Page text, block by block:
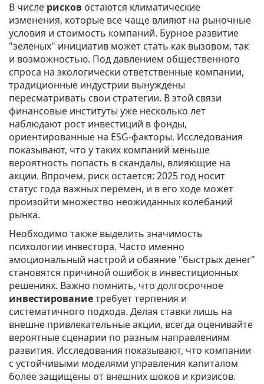
В числе рисков остаются климатические
изменения, которые все чаще влияют на рыночные
условия и стоимость компаний. Бурное развитие
"зеленых" инициатив может стать как вызовом, так
и возможностью. Под давлением общественного
спроса на экологически ответственные компании,
традиционные индустрии вынуждены
пересматривать свои стратегии. В этой связи
финансовые институты уже несколько лет
наблюдают рост инвестиций в фонды,
ориентированные на ESG-факторы. Исследования
показывают, что у таких компаний меньше
вероятность попасть в скандалы, влияющие на
акции. Впрочем, риск остается: 2025 год носит
статус года важных перемен, и в его ходе может
произойти множество неожиданных колебаний
рынка.
Необходимо также выделить значимость
психологии инвестора. Часто именно
эмоциональный настрой и обаяние "быстрых денег"
становятся причиной ошибок в инвестиционных
решениях. Важно помнить, что долгосрочное
инвестированиетребует терпения и
систематичного подхода. Делая ставки лишь на
внешне привлекательные акции, всегда оценивайте
вероятные сценарии по разным направлениям
развития. Исследования показывают, что компании
с устойчивыми моделями управления капиталом
более защищены от внешних шоков и кризисов.